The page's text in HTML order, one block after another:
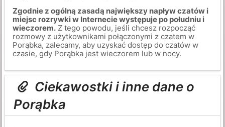
Zgodnie z ogólną zasadą największy napływ czatów i
miejsc rozrywki w Internecie występuje po południu i
wieczorem.Z tego powodu, jeśli chcesz rozpocząć
rozmowy z użytkownikami połączonymi z czatem w
Porąbka, zalecamy, aby uzyskać dostęp do czatów w
czasie, gdy Porąbka jest wieczorem lub w nocy.
Ciekawostki i inne dane o
Porąbka